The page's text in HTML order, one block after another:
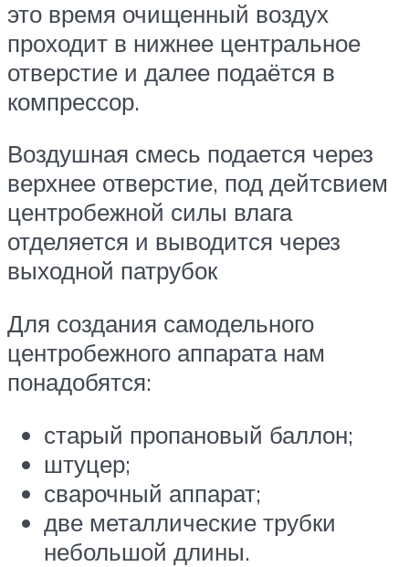
это время очищенный воздух
проходит в нижнее центральное
отверстие и далее подаётся в
компрессор.
Воздушная смесь подается через
верхнее отверстие, под дейтсвием
центробежной силы влага
отделяется и выводится через
выходной патрубок
Для создания самодельного
центробежного аппарата нам
понадобятся:
старый пропановый баллон;
штуцер;
сварочный аппарат;
две металлические трубки
небольшой длины.